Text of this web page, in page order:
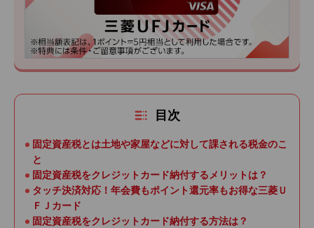
目次
固定資産税とは土地や家屋などに対して課される税金のこ
と
固定資産税をクレジットカード納付するメリットは？
タッチ決済対応！年会費もポイント還元率もお得な三菱Ｕ
ＦＪカード
固定資産税をクレジットカード納付する方法は？